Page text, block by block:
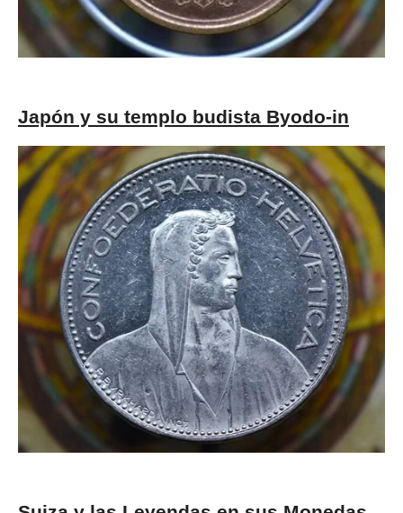
Japón y su templo budista Byodo-in